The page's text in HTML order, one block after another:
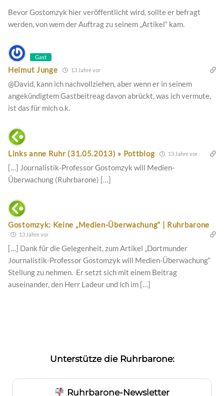
Bevor Gostomzyk hier veröffentlicht wird, sollte er befragt
werden, von wem der Auftrag zu seinem „Artikel“ kam.
Gast
Helmut Junge 13 Jahre vor
@David, kann ich nachvollziehen, aber wenn er in seinem
angekündigtem Gastbeitreag davon abrückt, was ich vermute,
ist das für mich o.k.
Links anne Ruhr (31.05.2013) » Pottblog 13 Jahre vor
[…] Journalistik-Professor Gostomzyk will Medien-
Überwachung (Ruhrbarone) […]
Gostomzyk: Keine „Medien-Überwachung“ | Ruhrbarone
13 Jahre vor
[…] Dank für die Gelegenheit, zum Artikel „Dortmunder
Journalistik-Professor Gostomzyk will Medien-Überwachung“
Stellung zu nehmen. Er setzt sich mit einem Beitrag
auseinander, den Herr Ladeur und ich im […]
Unterstütze die Ruhrbarone:
Ruhrbarone-Newsletter